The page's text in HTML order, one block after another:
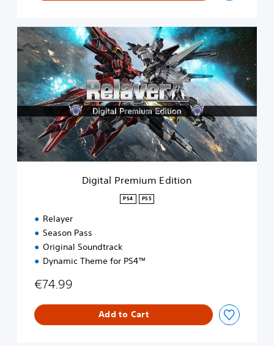
D
i
g
a
l
P
r
e
m
i
Digital Premium Edition
PS4 PS5
Relayer
Season Pass
Original Soundtrack
Dynamic Theme for PS4™
€74.99
Add to Cart